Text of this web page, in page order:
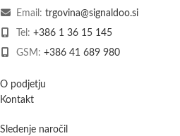
Email: trgovina@signaldoo.si
Tel: +386 1 36 15 145
GSM: +386 41 689 980
O podjetju
Kontakt
Sledenje naročil